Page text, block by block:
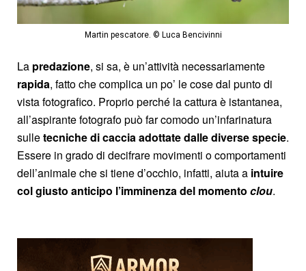
Martin pescatore. © Luca Bencivinni
La predazione, si sa, è un’attività necessariamente
rapida, fatto che complica un po’ le cose dal punto di
vista fotografico. Proprio perché la cattura è istantanea,
all’aspirante fotografo può far comodo un’infarinatura
sulletecniche di caccia adottate dalle diverse specie.
Essere in grado di decifrare movimenti o comportamenti
dell’animale che si tiene d’occhio, infatti, aiuta a intuire
col giusto anticipo l’imminenza del momento clou.